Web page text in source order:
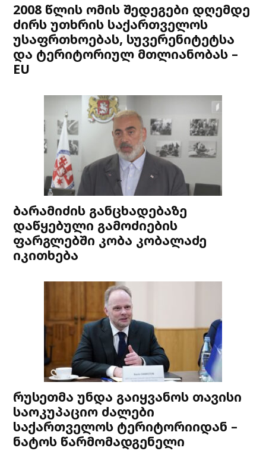
2008 წლის ომის შედეგები დღემდე
ძირს უთხრის საქართველოს
უსაფრთხოებას, სუვერენიტეტსა
და ტერიტორიულ მთლიანობას –
EU
ბარამიძის განცხადებაზე
დაწყებული გამოძიების
ფარგლებში კობა კობალაძე
იკითხება
რუსეთმა უნდა გაიყვანოს თავისი
საოკუპაციო ძალები
საქართველოს ტერიტორიიდან –
ნატოს წარმომადგენელი